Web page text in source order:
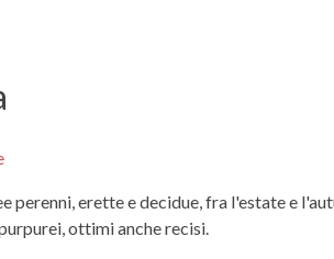
perenni, erette e decidue, fra l'estate e
ottimi anche recisi.